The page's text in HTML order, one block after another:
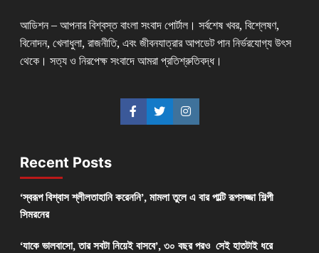
আডিশন – আপনার বিশ্বস্ত বাংলা সংবাদ পোর্টাল। সর্বশেষ খবর, বিশ্লেষণ,
বিনোদন, খেলাধুলা, রাজনীতি, এবং জীবনযাত্রার আপডেট পান নির্ভরযোগ্য উৎস
থেকে। সত্য ও নিরপেক্ষ সংবাদে আমরা প্রতিশ্রুতিবদ্ধ।
Recent Posts
‘স্বরূপ বিশ্বাস শ্লীলতাহানি করেননি’, মামলা তুলে এ বার পাল্টি রূপসজ্জা শিল্পী
সিমরনের
‘যাকে ভালবাসো, তার সবটা নিয়েই বাসবে’, ৩০ বছর পরও সেই হাতটাই ধরে